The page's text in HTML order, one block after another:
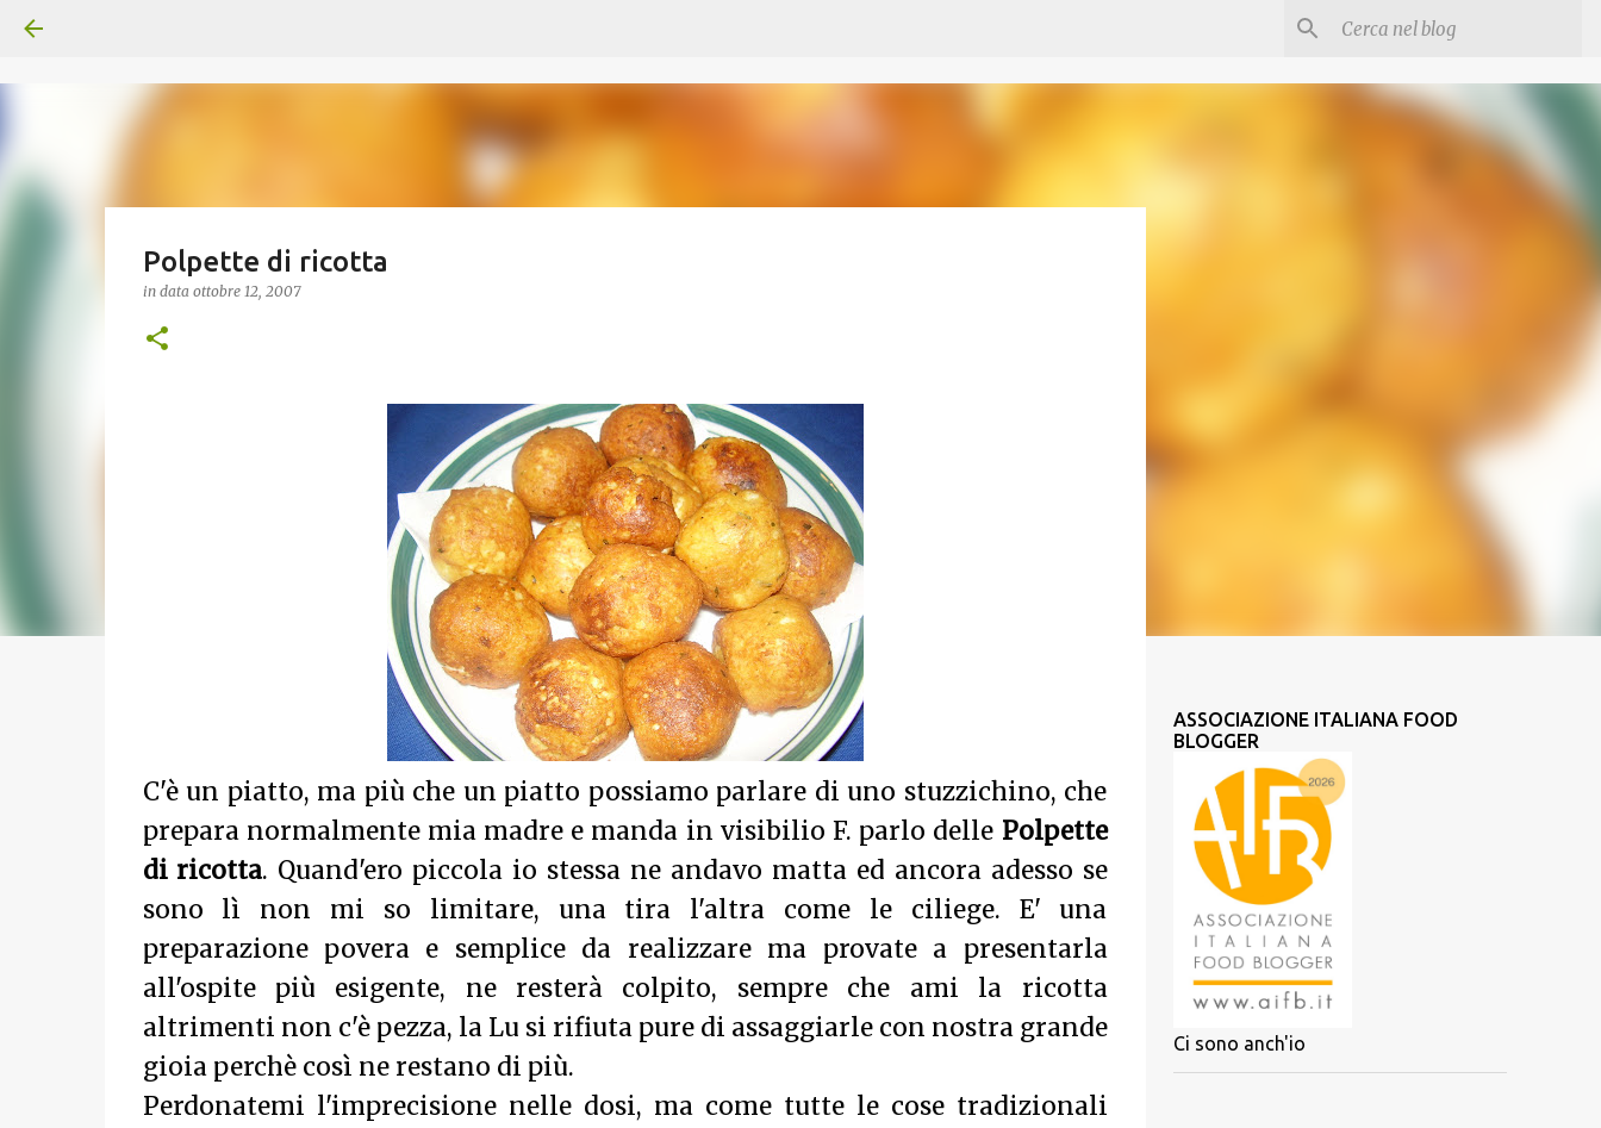
Polpette di ricotta
in data ottobre 12, 2007
C'è un piatto, ma più che un piatto possiamo parlare di uno stuzzichino, che
prepara normalmente mia madre e manda in visibilio F. parlo delle Polpette
di ricotta. Quand'ero piccola io stessa ne andavo matta ed ancora adesso se
sono lì non mi so limitare, una tira l'altra come le ciliege. E' una
preparazione povera e semplice da realizzare ma provate a presentarla
all'ospite più esigente, ne resterà colpito, sempre che ami la ricotta
altrimenti non c'è pezza, la Lu si rifiuta pure di assaggiarle con nostra grande
gioia perchè così ne restano di più.
Perdonatemi l'imprecisione nelle dosi, ma come tutte le cose tradizionali
ASSOCIAZIONE ITALIANA FOOD
BLOGGER
Ci sono anch'io